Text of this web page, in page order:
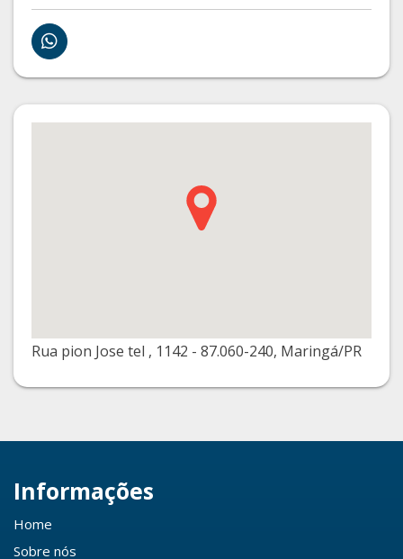
Rua pion Jose tel , 1142 - 87.060-240, Maringá/PR
Informações
Home
Sobre nós